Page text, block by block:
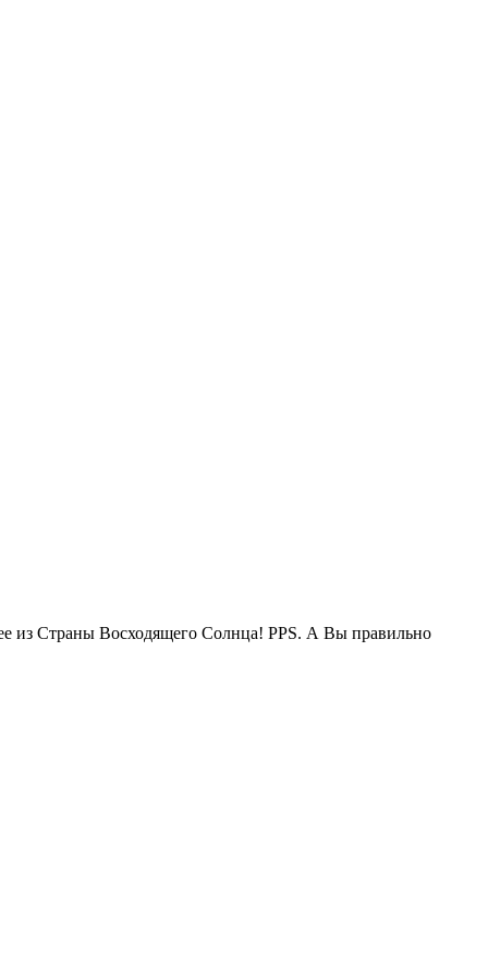
из Страны Восходящего Солнца! PPS. А Вы правильно